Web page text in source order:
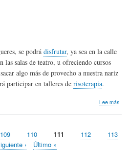
se podrá disfrutar, ya sea en la calle
las salas de teatro, u ofreciendo cursos
algo más de provecho a nuestra nariz
participar en talleres de risoterapia.
Lee más
Page
109 Page
110
Página
actual
111 Page
112 Page
113
›
Última
Último »